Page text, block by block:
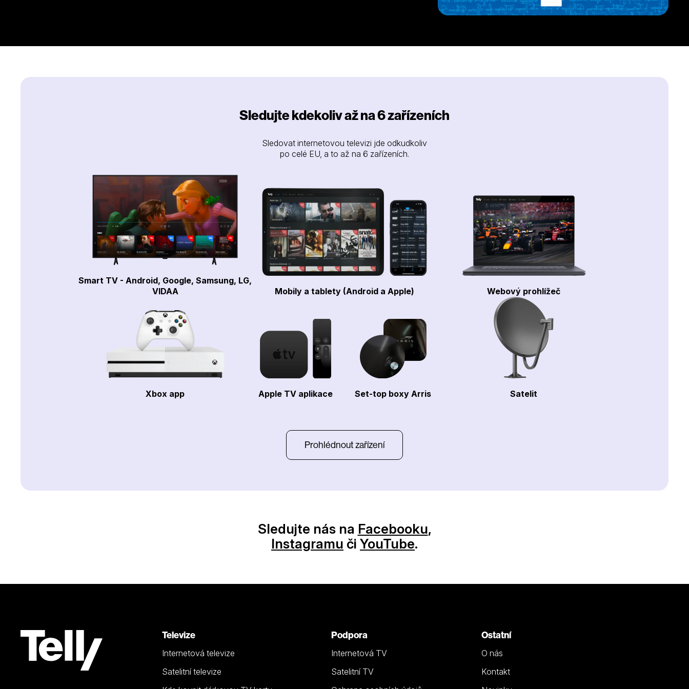
Sledujte kdekoliv až na 6 zařízeních
Sledovat internetovou televizi jde odkudkoliv
po celé EU, a to až na 6 zařízeních.
Smart TV - Android, Google, Samsung, LG,
VIDAA
Mobily a tablety (Android a Apple) Webový prohlížeč
Xbox app Apple TV aplikace Set-top boxy Arris Satelit
Prohlédnout zařízení
Sledujte nás na Facebooku,
Instagramu či YouTube.
Televize
Internetová televize
Satelitní televize
Podpora
Internetová TV
Satelitní TV
Ostatní
O nás
Kontakt